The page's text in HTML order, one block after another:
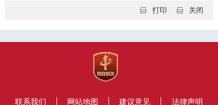
关闭
打印
联系我们 网站地图 建议意见 法律声明